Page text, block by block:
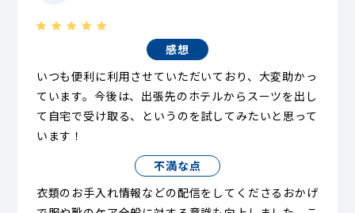
感想
いつも便利に利用させていただいており、大変助かっ
ています。今後は、出張先のホテルからスーツを出し
て自宅で受け取る、というのを試してみたいと思って
います！
不満な点
衣類のお手入れ情報などの配信をしてくださるおかげ